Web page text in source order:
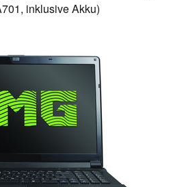
inklusive Akku)